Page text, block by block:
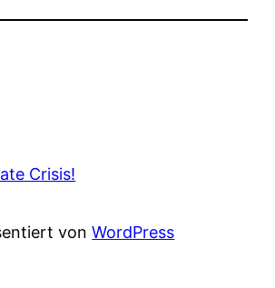
Crisis!
vonWordPress